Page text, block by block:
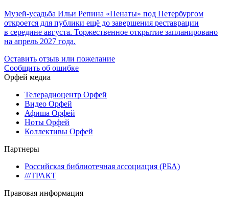
Музей-усадьба Ильи Репина «Пенаты» под Петербургом
откроется для публики ещё до завершения реставрации
в середине августа. Торжественное открытие запланировано
на апрель 2027 года.
Оставить отзыв или пожелание
Сообщить об ошибке
Орфей медиа
Телерадиоцентр Орфей
Видео Орфей
Афиша Орфей
Ноты Орфей
Коллективы Орфей
Партнеры
Российская библиотечная ассоциация (РБА)
///ТРАКТ
Правовая информация